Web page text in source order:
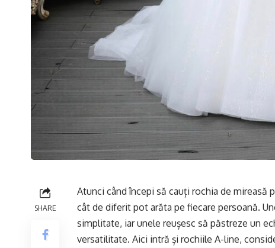
SHARE
Atunci când începi să cauți rochia de
cât de diferit pot arăta pe fiecare persoană.
simplitate, iar unele reușesc să păstreze un
versatilitate. Aici intră și rochiile A-line,